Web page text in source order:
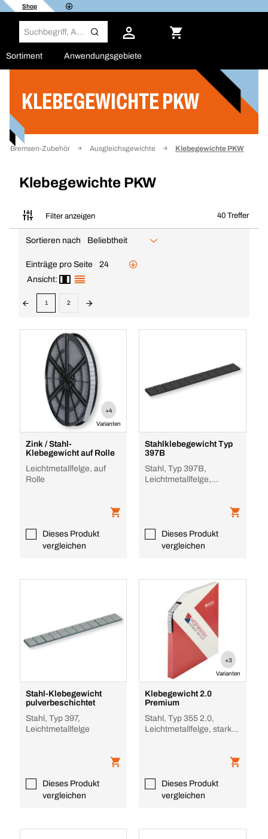
Shop
Sortiment Anwendungsgebiete
KLEBEGEWICHTE PKW
Bremsen-Zubehör Ausgleichsgewichte Klebegewichte PKW
Klebegewichte PKW
Filter anzeigen 40 Treffer
Filter
Sortieren nach Beliebtheit
Einträge pro Seite
24
Ansicht:
1 2
+4
Varianten
Zink / Stahl-
Klebegewicht auf Rolle
Leichtmetallfelge, auf
Rolle
Dieses Produkt
vergleichen
Stahlklebegewicht Typ
397B
Stahl, Typ 397B,
Leichtmetallfelge,
Dieses Produkt
vergleichen
Stahl-Klebegewicht
pulverbeschichtet
Stahl, Typ 397,
Leichtmetallfelge
Dieses Produkt
vergleichen
+3
Varianten
Klebegewicht 2.0
Premium
Stahl, Typ 355 2.0,
Leichtmetallfelge, stark
Dieses Produkt
vergleichen